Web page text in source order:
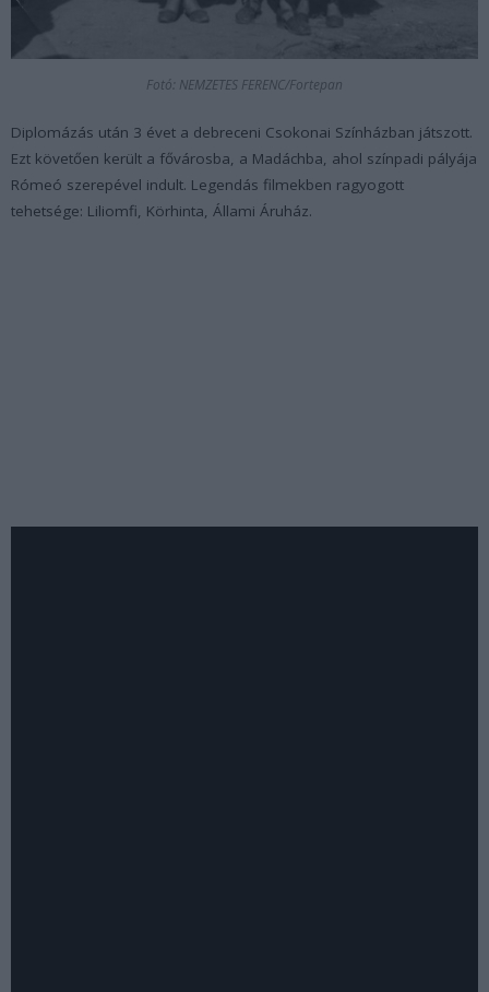
Fotó: NEMZETES FERENC/Fortepan
Diplomázás után 3 évet a debreceni Csokonai Színházban játszott.
Ezt követően került a fővárosba, a Madáchba, ahol színpadi pályája
Rómeó szerepével indult. Legendás filmekben ragyogott
tehetsége: Liliomfi, Körhinta, Állami Áruház.